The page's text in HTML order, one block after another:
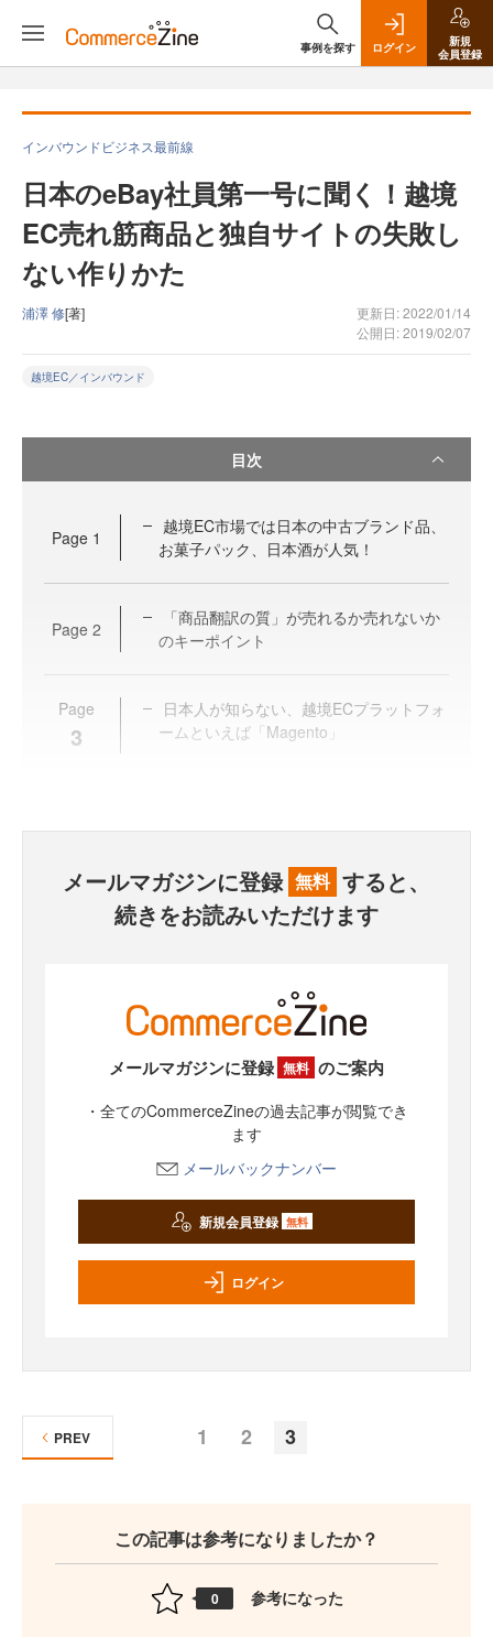
事例を探す ログイン
新規
会員登録
インバウンドビジネス最前線
日本のeBay社員第一号に聞く！越境
EC売れ筋商品と独自サイトの失敗し
ない作りかた
浦澤 修[著]
更新日: 2022/01/14
公開日: 2019/02/07
越境EC／インバウンド
目次
Page 1
越境EC市場では日本の中古ブランド品、
お菓子パック、日本酒が人気！
Page 2
「商品翻訳の質」が売れるか売れないか
のキーポイント
Page
3
日本人が知らない、越境ECプラットフォ
ームといえば「Magento」
メールマガジンに登録 無料 すると、
続きをお読みいただけます
メールマガジンに登録 無料 のご案内
・全てのCommerceZineの過去記事が閲覧でき
ます
メールバックナンバー
新規会員登録 無料
ログイン
1 2 3
PREV
この記事は参考になりましたか？
0 参考になった